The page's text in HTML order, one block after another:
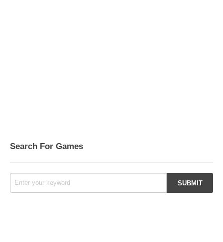
Search For Games